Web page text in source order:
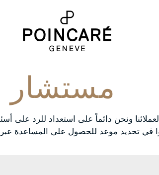
ونحن دائماً على استعداد للرد على
في تحديد موعد للحصول على المساعدة